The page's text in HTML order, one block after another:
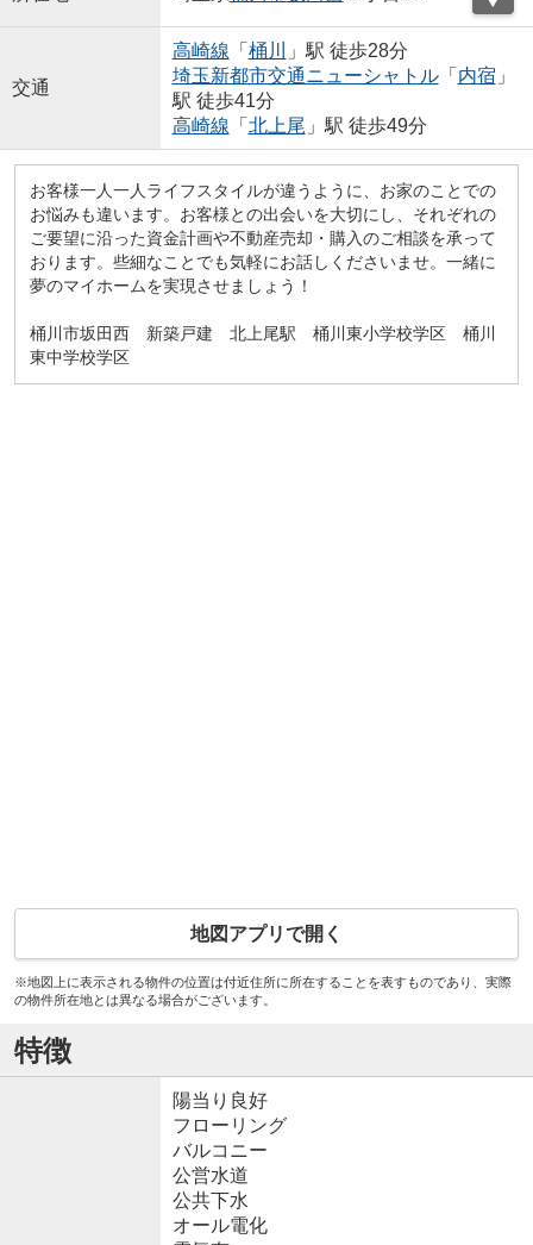
交通
高崎線 「 桶川
」駅 徒歩28分
埼玉新都市交通ニューシャトル「 内宿 」
駅 徒歩41分
高崎線 「 北上尾 」駅 徒歩49分
お客様一人一人ライフスタイルが違うように、お家のことでの
お悩みも違います。お客様との出会いを大切にし、それぞれの
ご要望に沿った資金計画や不動産売却・購入のご相談を承って
おります。些細なことでも気軽にお話しくださいませ。一緒に
夢のマイホームを実現させましょう！
桶川市坂田西 新築戸建 北上尾駅 桶川東小学校学区 桶川
東中学校学区
地図アプリで開く
※地図上に表示される物件の位置は付近住所に所在することを表すものであり、実際
の物件所在地とは異なる場合がございます。
特徴
陽当り良好
フローリング
バルコニー
公営水道
公共下水
オール電化